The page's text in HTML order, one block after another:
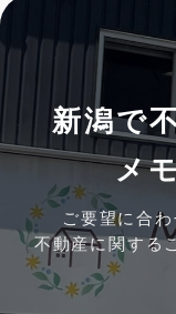
新潟で
メ
ご要望に合
不動産に関する